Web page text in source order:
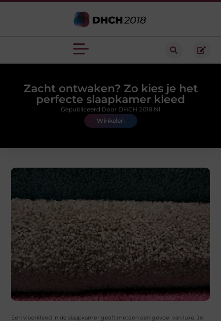
Zacht ontwaken? Zo kies je het
perfecte slaapkamer kleed
Winkelen
Gepubliceerd Door DHCH 2018.nl
Een vloerkleed in de slaapkamer geeft meteen een gevoel van luxe. Je